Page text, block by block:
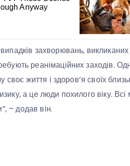
випадків захворювань,
реанімаційних заходів.
своє життя і здоров’я своїх
а це люди похилого віку.
– додав він.